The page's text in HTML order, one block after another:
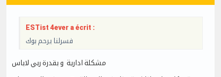
ESTist 4ever a écrit :
فسرلنا يرحم بوك
مشكلة ادارية و بقدرة ربي لاباس